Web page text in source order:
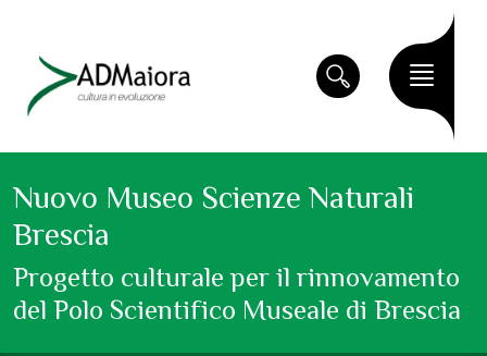
Nuovo Museo Scienze Naturali
Brescia
Progetto culturale per il rinnovamento
del Polo Scientifico Museale di Brescia